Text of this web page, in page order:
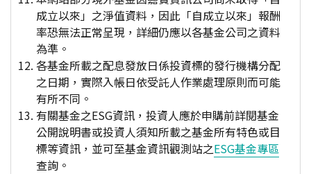
成立以來」之淨值資料，因此「自成立以來」報酬
率恐無法正常呈現，詳細仍應以各基金公司之資料
為準。
各基金所載之配息發放日係投資標的發行機構分配
之日期，實際入帳日依受託人作業處理原則而可能
有所不同。
有關基金之ESG資訊，投資人應於申購前詳閱基金
公開說明書或投資人須知所載之基金所有特色或目
標等資訊，並可至基金資訊觀測站之ESG基金專區
查詢。